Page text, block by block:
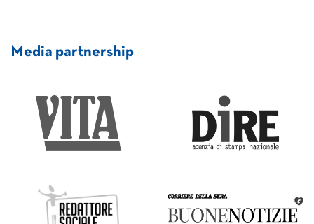
Media partnership